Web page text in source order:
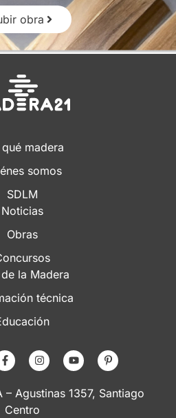
obra
madera
somos
SDLM
Noticias
Obras
la Madera
técnica
– Agustinas 1357, Santiago
Centro